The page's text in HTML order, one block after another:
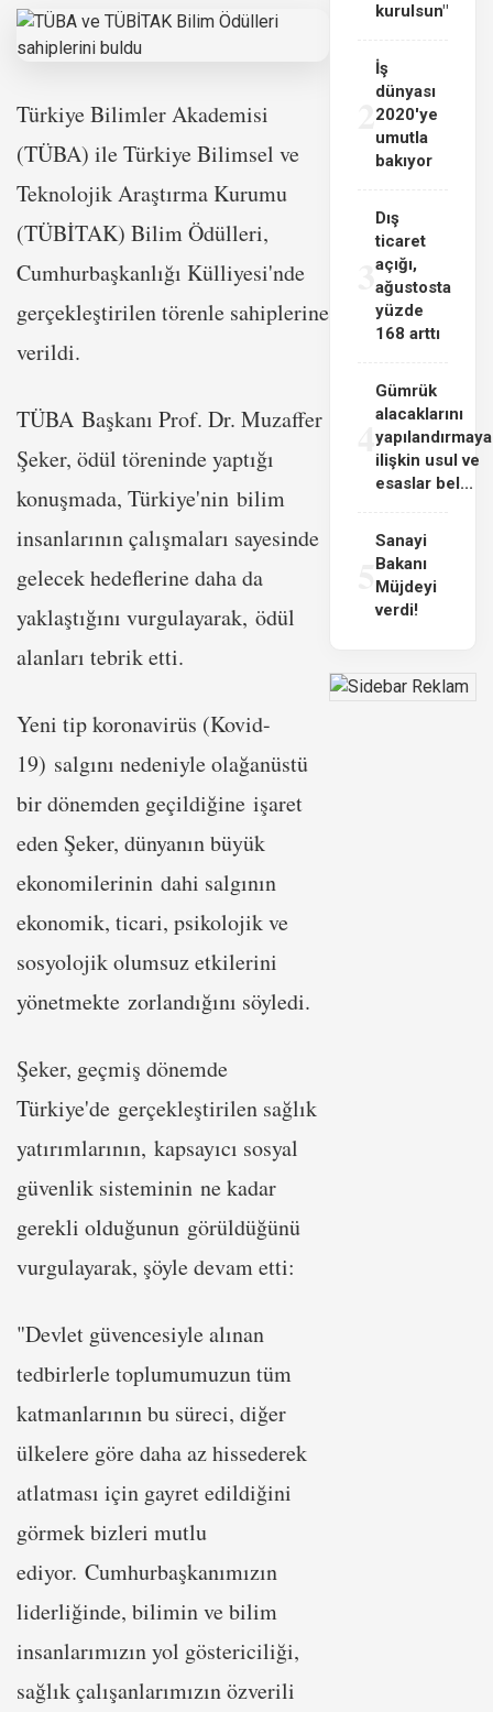
Türkiye Bilimler Akademisi
(TÜBA) ile Türkiye Bilimsel ve
Teknolojik Araştırma Kurumu
(TÜBİTAK) Bilim Ödülleri,
Cumhurbaşkanlığı Külliyesi'nde
gerçekleştirilen törenle sahiplerine
verildi.
TÜBA Başkanı Prof. Dr. Muzaffer
Şeker, ödül töreninde yaptığı
konuşmada, Türkiye'nin bilim
insanlarının çalışmaları sayesinde
gelecek hedeflerine daha da
yaklaştığını vurgulayarak, ödül
alanları tebrik etti.
Yeni tip koronavirüs (Kovid-
19) salgını nedeniyle olağanüstü
bir dönemden geçildiğine işaret
eden Şeker, dünyanın büyük
ekonomilerinin dahi salgının
ekonomik, ticari, psikolojik ve
sosyolojik olumsuz etkilerini
yönetmekte zorlandığını söyledi.
Şeker, geçmiş dönemde
Türkiye'de gerçekleştirilen sağlık
yatırımlarının, kapsayıcı sosyal
güvenlik sisteminin ne kadar
gerekli olduğunun görüldüğünü
vurgulayarak, şöyle devam etti:
"Devlet güvencesiyle alınan
tedbirlerle toplumumuzun tüm
katmanlarının bu süreci, diğer
ülkelere göre daha az hissederek
atlatması için gayret edildiğini
görmek bizleri mutlu
ediyor. Cumhurbaşkanımızın
liderliğinde, bilimin ve bilim
insanlarımızın yol göstericiliği,
sağlık çalışanlarımızın özverili
kurulsun"
İş
dünyası
2020'ye
umutla
bakıyor
3
Dış
ticaret
açığı,
ağustosta
yüzde
168 arttı
4
Gümrük
alacaklarını
yapılandırmaya
ilişkin usul ve
esaslar bel...
Sanayi
Bakanı
Müjdeyi
verdi!